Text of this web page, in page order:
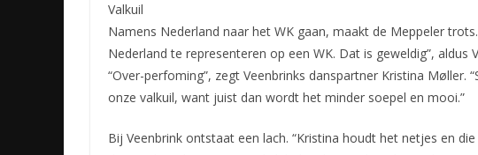
Valkuil
Namens Nederland naar het WK gaan, maakt de Meppeler
Nederland te representeren op een WK. Dat is geweldig”, aldus
“Over-perfoming”, zegt Veenbrinks danspartner Kristina Møller.
onze valkuil, want juist dan wordt het minder soepel en mooi.”
Bij Veenbrink ontstaat een lach. “Kristina houdt het netjes en